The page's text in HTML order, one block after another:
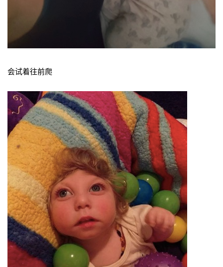
会试着往前爬